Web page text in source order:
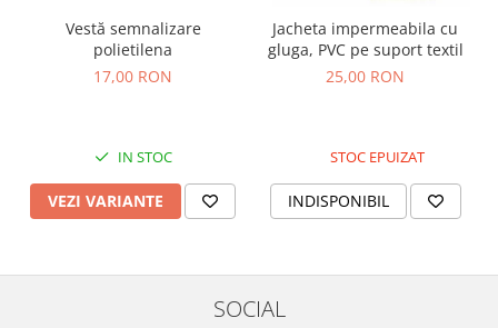
Consumabile scule electrice
Accesorii abrazive
Discuri pentru debitare
Varfuri si discuri diamantate
Fierastraie si circulare electrice
Masini de amestecat si vopsit
Masini de gaurit si insurubat
Vestă semnalizare
polietilena
17,00 RON
IN STOC
VEZI VARIANTE
Jacheta impermeabila cu
gluga, PVC pe suport textil
25,00 RON
STOC EPUIZAT
INDISPONIBIL
SOCIAL